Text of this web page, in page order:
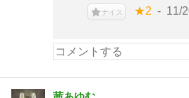
ナイス ★2 11/